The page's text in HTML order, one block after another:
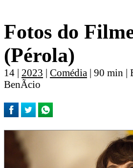
Fotos do
(Pérola)
14 | 2023 | Comédia | 90 min |
BenÃ­cio